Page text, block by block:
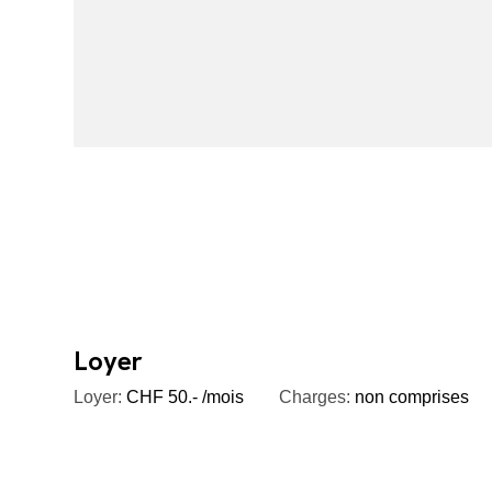
Loyer
Loyer: CHF 50.- /mois Charges: non comprises